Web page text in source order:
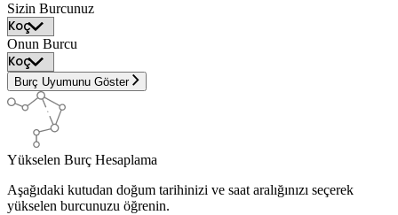
Sizin Burcunuz
Onun Burcu
Burç Uyumunu Göster
Yükselen Burç Hesaplama
Aşağıdaki kutudan doğum tarihinizi ve saat aralığınızı seçerek
yükselen burcunuzu öğrenin.